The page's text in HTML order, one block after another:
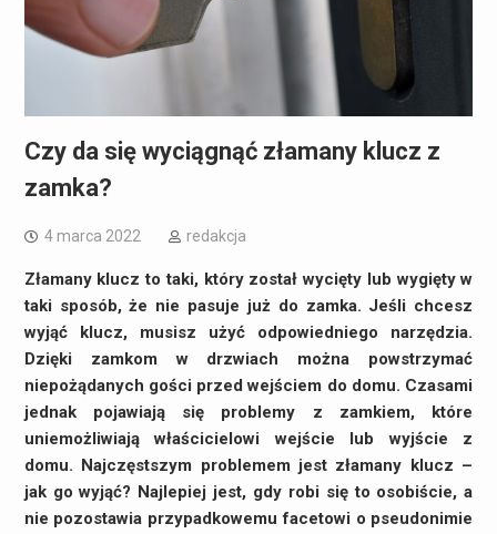
Czy da się wyciągnąć złamany klucz z
zamka?
4 marca 2022 redakcja
Złamany klucz to taki, który został wycięty lub wygięty w
taki sposób, że nie pasuje już do zamka. Jeśli chcesz
wyjąć klucz, musisz użyć odpowiedniego narzędzia.
Dzięki zamkom w drzwiach można powstrzymać
niepożądanych gości przed wejściem do domu. Czasami
jednak pojawiają się problemy z zamkiem, które
uniemożliwiają właścicielowi wejście lub wyjście z
domu. Najczęstszym problemem jest złamany klucz –
jak go wyjąć? Najlepiej jest, gdy robi się to osobiście, a
nie pozostawia przypadkowemu facetowi o pseudonimie